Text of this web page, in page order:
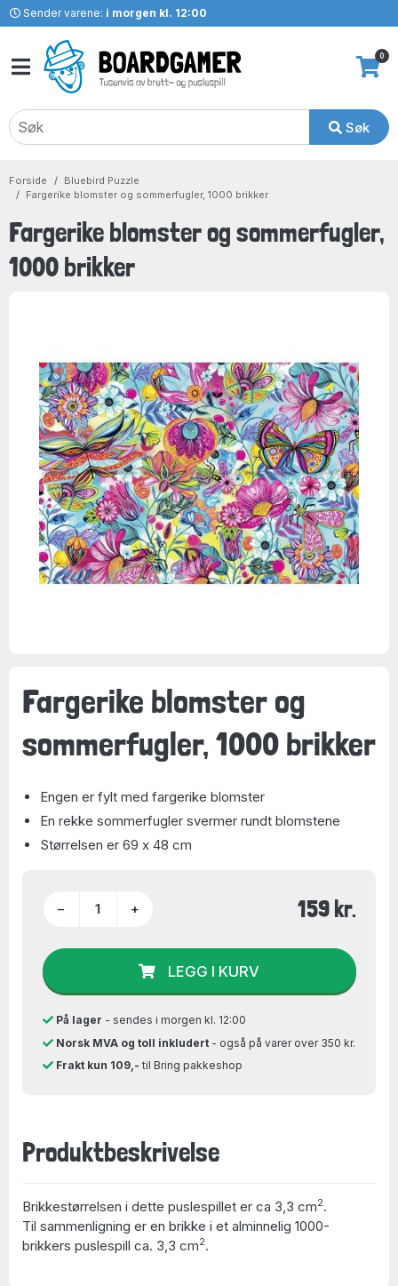
Sender varene: i morgen kl. 12:00
Søk
0
Forside
Bluebird Puzzle
Fargerike blomster og sommerfugler, 1000 brikker
Fargerike blomster og sommerfugler,
1000 brikker
Fargerike blomster og
sommerfugler, 1000 brikker
Engen er fylt med fargerike blomster
En rekke sommerfugler svermer rundt blomstene
Størrelsen er 69 x 48 cm
− + 159 kr.
LEGG I KURV
På lager - sendes i morgen kl. 12:00
Norsk MVA og toll inkludert- også på varer over 350 kr.
Frakt kun 109,- til Bring pakkeshop
Produktbeskrivelse
Brikkestørrelsen i dette puslespillet er ca 3,3 cm2.
Til sammenligning er en brikke i et alminnelig 1000-
brikkers puslespill ca. 3,3 cm2.